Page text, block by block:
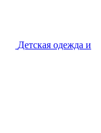
Детская одежда и